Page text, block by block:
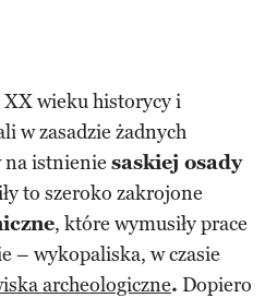
XX wieku historycy i
w zasadzie żadnych
na istnienie saskiej osady
to szeroko zakrojone
, które wymusiły prace
– wykopaliska, w czasie
archeologiczne. Dopiero